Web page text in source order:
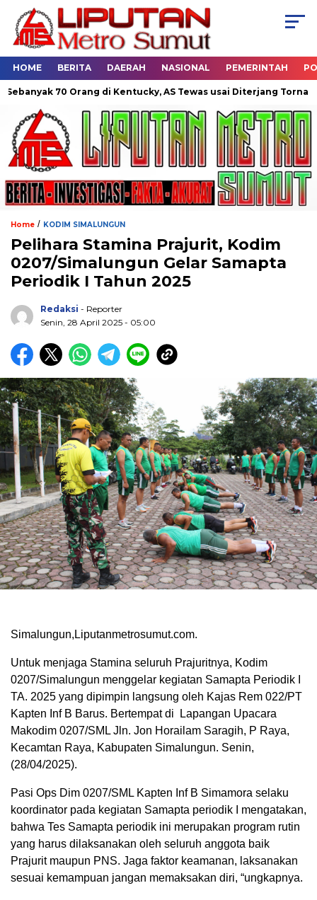
HOME BERITA DAERAH NASIONAL PEMERINTAH
70 Orang di Kentucky, AS Tewas usai Diterjang Tornado
Home / KODIM SIMALUNGUN
Pelihara Stamina Prajurit, Kodim
0207/Simalungun Gelar Samapta
Periodik I Tahun 2025
Redaksi - Reporter
Senin, 28 April 2025 - 05:00
Simalungun,Liputanmetrosumut.com.
Untuk menjaga Stamina seluruh Prajuritnya, Kodim
0207/Simalungun menggelar kegiatan Samapta Periodik I
TA. 2025 yang dipimpin langsung oleh Kajas Rem 022/PT
Kapten Inf B Barus. Bertempat di Lapangan Upacara
Makodim 0207/SML Jln. Jon Horailam Saragih, P Raya,
Kecamtan Raya, Kabupaten Simalungun. Senin,
(28/04/2025).
Pasi Ops Dim 0207/SML Kapten Inf B Simamora selaku
koordinator pada kegiatan Samapta periodik I mengatakan,
bahwa Tes Samapta periodik ini merupakan program rutin
yang harus dilaksanakan oleh seluruh anggota baik
Prajurit maupun PNS. Jaga faktor keamanan, laksanakan
sesuai kemampuan jangan memaksakan diri, “ungkapnya.